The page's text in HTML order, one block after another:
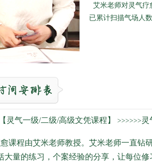
艾米老师对灵气疗
已累计扫描气场人
气一级/二级/高级文凭课程】 >>>>>> 灵
课程由艾米老师教授。艾米老师一直钻
大量的练习，个案经验的分享，让每位